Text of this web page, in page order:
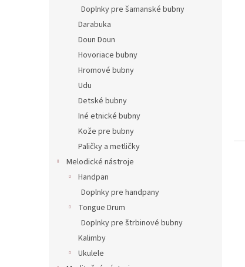
Doplnky pre šamanské bubny
Darabuka
Doun Doun
Hovoriace bubny
Hromové bubny
Udu
Detské bubny
Iné etnické bubny
Kože pre bubny
Paličky a metličky
Melodické nástroje
Handpan
Doplnky pre handpany
Tongue Drum
Doplnky pre štrbinové bubny
Kalimby
Ukulele